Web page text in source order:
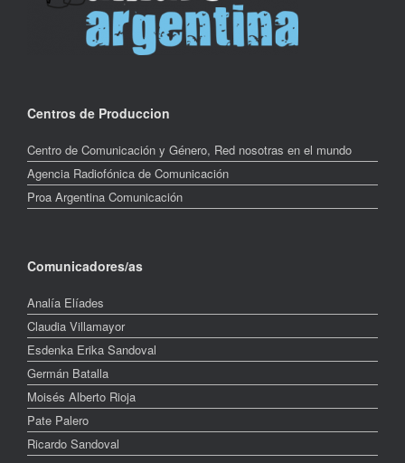
Centros de Produccion
Centro de Comunicación y Género, Red nosotras en el mundo
Agencia Radiofónica de Comunicación
Proa Argentina Comunicación
Comunicadores/as
Analía Elíades
Claudia Villamayor
Esdenka Erika Sandoval
Germán Batalla
Moisés Alberto Rioja
Pate Palero
Ricardo Sandoval